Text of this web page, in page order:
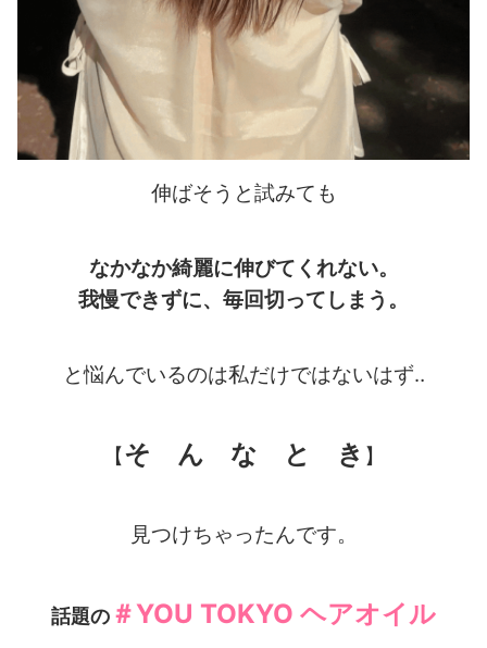
伸ばそうと試みても
なかなか綺麗に伸びてくれない。
我慢できずに、毎回切ってしまう。
と悩んでいるのは私だけではないはず‥
【そ ん な と き 】
見つけちゃったんです。
話題の ＃YOU TOKYO ヘアオイル